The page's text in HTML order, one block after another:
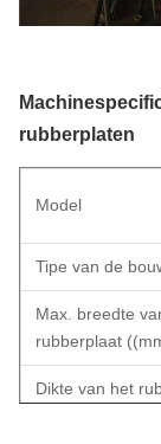
rubberplaten
Model
Tipe van de
Max. breedte
rubberplaat
Dikte van het